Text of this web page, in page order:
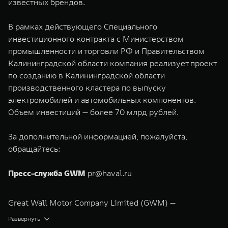
известных брендов.
В рамках действующего Специального
инвестиционного контракта с Министерством
промышленности и торговли РФ и Правительством
Калининградской области компания реализует проект
по созданию в Калининградской области
производственного кластера по выпуску
электромобилей и автомобильных компонентов.
Объем инвестиций — более 70 млрд рублей.
За дополнительной информацией, пожалуйста,
обращайтесь:
Пресс-служба GWM pr@haval.ru
Great Wall Motor Company Limited (GWM) —
глобальный производитель внедорожников,
Развернуть